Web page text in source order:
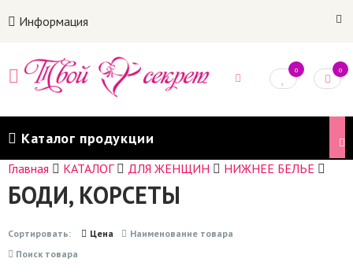
Информация
0 0
Каталог продукции
Главная КАТАЛОГ ДЛЯ ЖЕНЩИН НИЖНЕЕ БЕЛЬЕ
БОДИ, КОРСЕТЫ
Сортировать: Цена
Наименование товара
Поиск товара